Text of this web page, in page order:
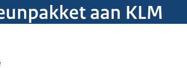
aan KLM